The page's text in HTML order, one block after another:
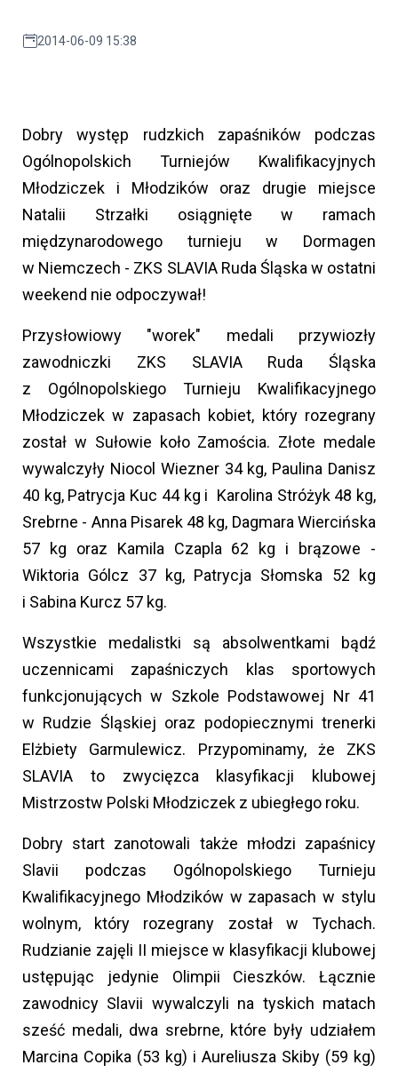
2014-06-09 15:38
Dobry występ rudzkich zapaśników podczas
Ogólnopolskich Turniejów Kwalifikacyjnych
Młodziczek i Młodzików oraz drugie miejsce
Natalii Strzałki osiągnięte w ramach
międzynarodowego turnieju w Dormagen
w Niemczech - ZKS SLAVIA Ruda Śląska w ostatni
weekend nie odpoczywał!
Przysłowiowy "worek" medali przywiozły
zawodniczki ZKS SLAVIA Ruda Śląska
z Ogólnopolskiego Turnieju Kwalifikacyjnego
Młodziczek w zapasach kobiet, który rozegrany
został w Sułowie koło Zamościa. Złote medale
wywalczyły Niocol Wiezner 34 kg, Paulina Danisz
40 kg, Patrycja Kuc 44 kg i Karolina Stróżyk 48 kg,
Srebrne - Anna Pisarek 48 kg, Dagmara Wiercińska
57 kg oraz Kamila Czapla 62 kg i brązowe -
Wiktoria Gólcz 37 kg, Patrycja Słomska 52 kg
i Sabina Kurcz 57 kg.
Wszystkie medalistki są absolwentkami bądź
uczennicami zapaśniczych klas sportowych
funkcjonujących w Szkole Podstawowej Nr 41
w Rudzie Śląskiej oraz podopiecznymi trenerki
Elżbiety Garmulewicz. Przypominamy, że ZKS
SLAVIA to zwycięzca klasyfikacji klubowej
Mistrzostw Polski Młodziczek z ubiegłego roku.
Dobry start zanotowali także młodzi zapaśnicy
Slavii podczas Ogólnopolskiego Turnieju
Kwalifikacyjnego Młodzików w zapasach w stylu
wolnym, który rozegrany został w Tychach.
Rudzianie zajęli II miejsce w klasyfikacji klubowej
ustępując jedynie Olimpii Cieszków. Łącznie
zawodnicy Slavii wywalczyli na tyskich matach
sześć medali, dwa srebrne, które były udziałem
Marcina Copika (53 kg) i Aureliusza Skiby (59 kg)